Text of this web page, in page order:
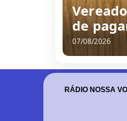
de
07/08/2026
RÁDIO NOSSA